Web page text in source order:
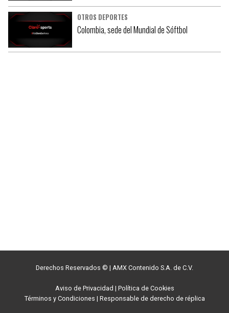
OTROS DEPORTES
Colombia, sede del Mundial de Sóftbol
Derechos Reservados © | AMX Contenido S.A. de C.V.
Aviso de Privacidad | Política de Cookies
Términos y Condiciones | Responsable de derecho de réplica